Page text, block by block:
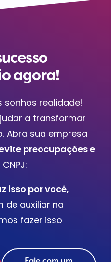
agora!
sonhos realidade!
a transformar
Abra sua empresa
preocupações e
isso por você,
de auxiliar na
fazer isso